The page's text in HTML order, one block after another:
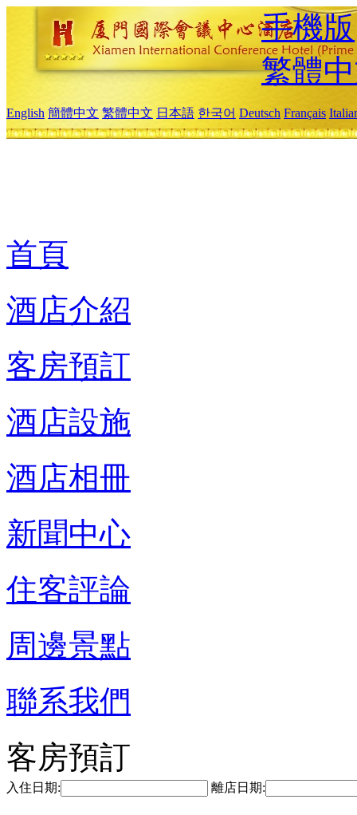
手機版
繁體
English 簡體中文 繁體中文 日本語 한국어 Deutsch Français
首頁
酒店介紹
客房預訂
酒店設施
酒店相冊
新聞中心
住客評論
周邊景點
聯系我們
客房預訂
入住日期: 離店日期: